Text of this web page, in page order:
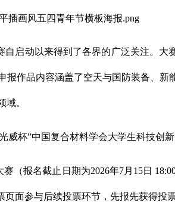
启动以来得到了各界的广泛关注。大
报作品内容涵盖了空天与国防装备、新
域。
威杯”中国复合材料学会大学生科技创
（报名截止日期为2026年7月15日
面参与后续投票环节，先报先获得投票